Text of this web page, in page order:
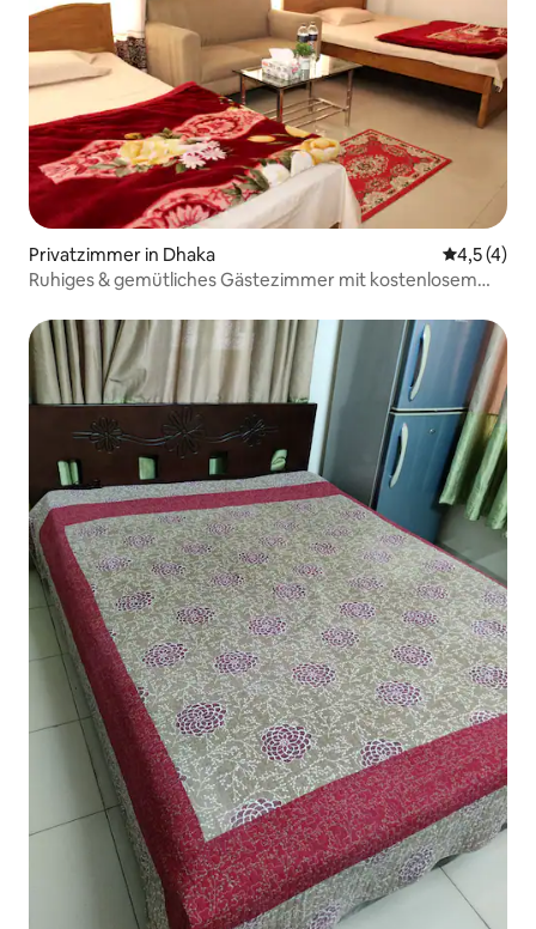
Privatzimmer in Dhaka
4,5 (4)
Ruhiges & gemütliches Gästezimmer mit kostenlosem